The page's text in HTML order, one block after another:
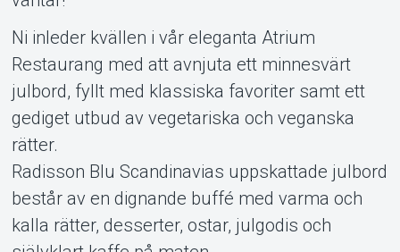
Ni inleder kvällen i vår eleganta Atrium
Restaurang med att avnjuta ett minnesvärt
julbord, fyllt med klassiska favoriter samt ett
gediget utbud av vegetariska och veganska
rätter.
Radisson Blu Scandinavias uppskattade julbord
består av en dignande buffé med varma och
kalla rätter, desserter, ostar, julgodis och
självklart kaffe på maten.